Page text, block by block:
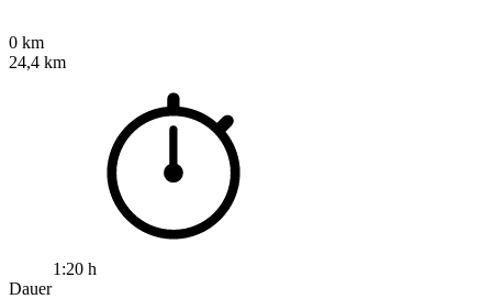
0 km
24,4 km
1:20 h
Dauer